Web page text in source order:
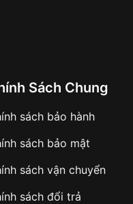
nhận hàng hoặc
Sách Chung
sách bảo hành
sách bảo mật
sách vận chuyển
sách đổi trả